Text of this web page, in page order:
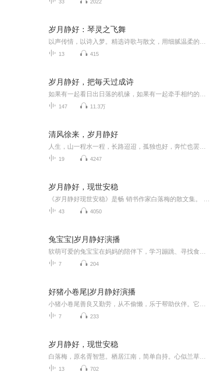
33 2022
岁月静好：琴灵之飞舞
13 415
岁月静好，把毎天过成诗
147 11.3万
清风徐来，岁月静好
19 4247
岁月静好，现世安稳
43 4050
兔宝宝|岁月静好演播
7 204
好猪小卷尾|岁月静好演播
7 233
岁月静好，现世安稳
13 702